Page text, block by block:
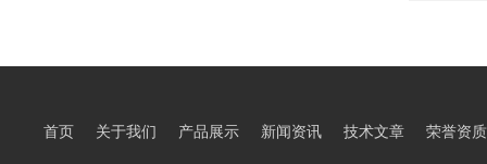
首页 关于我们 产品展示 新闻资讯 技术文章 荣誉资质